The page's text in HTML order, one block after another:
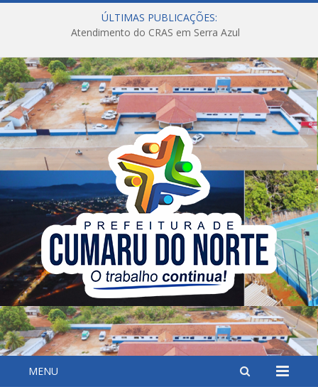
ÚLTIMAS PUBLICAÇÕES:
Atendimento do CRAS em Serra Azul
MENU